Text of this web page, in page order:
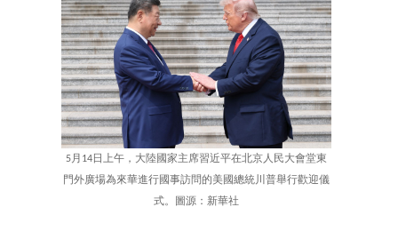
5月14日上午，大陸國家主席習近平在北京人民大會堂東
門外廣場為來華進行國事訪問的美國總統川普舉行歡迎儀
式。圖源：新華社